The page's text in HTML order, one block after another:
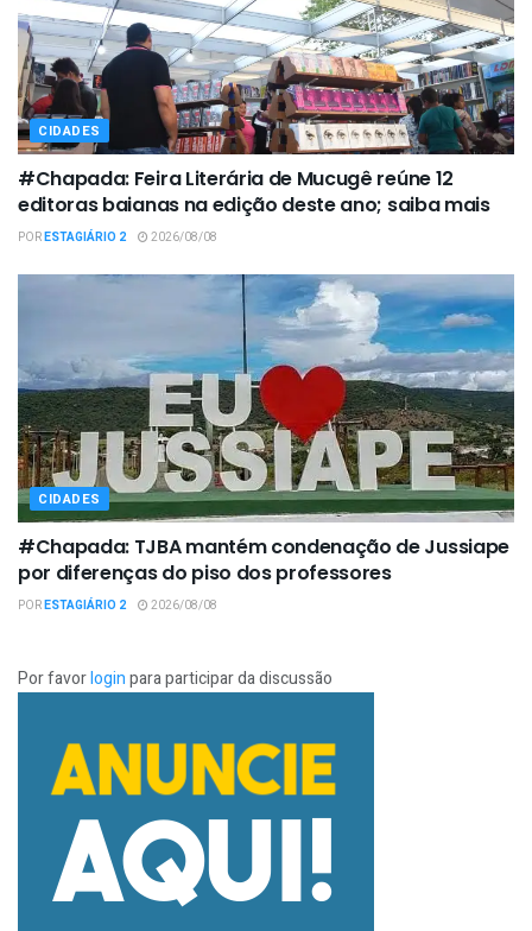
CIDADES
#Chapada: Feira Literária de Mucugê reúne 12
editoras baianas na edição deste ano; saiba mais
PORESTAGIÁRIO 2 2026/08/08
CIDADES
#Chapada: TJBA mantém condenação de Jussiape
por diferenças do piso dos professores
PORESTAGIÁRIO 2 2026/08/08
Por favorloginpara participar da discussão